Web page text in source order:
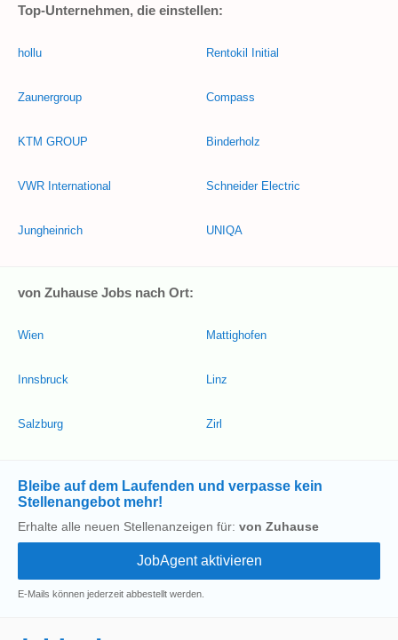
Top-Unternehmen, die einstellen:
hollu
Zaunergroup
KTM GROUP
VWR International
Jungheinrich
Rentokil Initial
Compass
Binderholz
Schneider Electric
UNIQA
von Zuhause Jobs nach Ort:
Wien
Innsbruck
Salzburg
Mattighofen
Linz
Zirl
Bleibe auf dem Laufenden und verpasse kein
Stellenangebot mehr!
Erhalte alle neuen Stellenanzeigen für: von Zuhause
E-Mails können jederzeit abbestellt werden.